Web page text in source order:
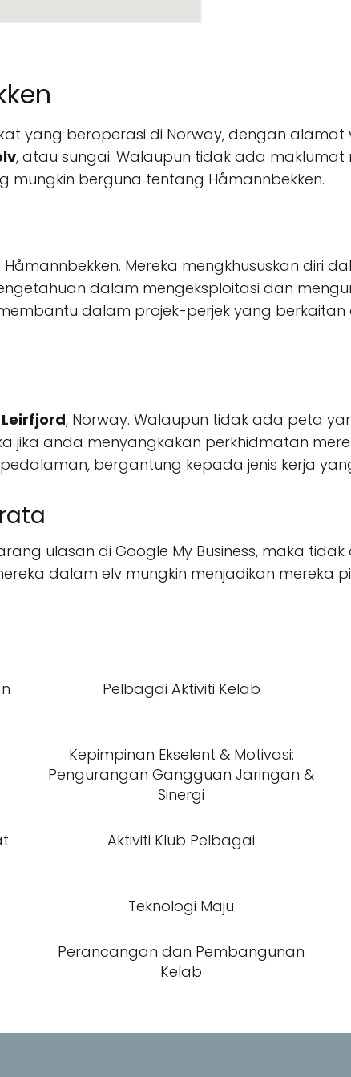
yang beroperasi di Norway, dengan alamat
, atau sungai. Walaupun tidak ada
mungkin berguna tentang Håmannbekken.
Mereka mengkhususkan diri
dalam mengeksploitasi dan
dalam projek-perjek yang
, Norway. Walaupun tidak ada peta
jika anda menyangkakan perkhidmatan
bergantung kepada jenis kerja
ulasan di Google My Business, maka
dalam elv mungkin menjadikan mereka
Pelbagai Aktiviti Kelab
Kepimpinan Ekselent & Motivasi:
Pengurangan Gangguan Jaringan &
Sinergi
Aktiviti Klub Pelbagai
Teknologi Maju
Perancangan dan Pembangunan
Kelab